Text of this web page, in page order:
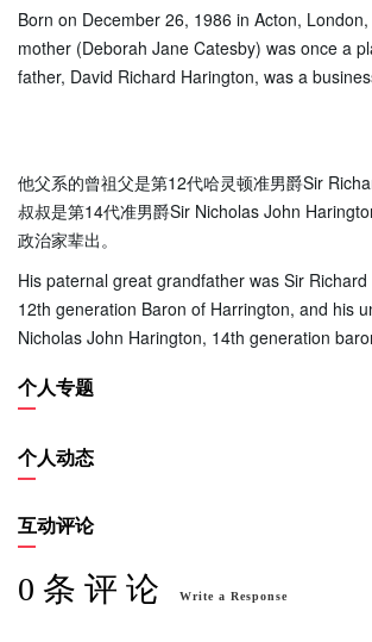
Born on December 26, 1986 in Acton,
mother (Deborah Jane Catesby) was once a
father, David Richard Harington, was a
他父系的曾祖父是第12代哈灵顿准男爵Sir
叔叔是第14代准男爵Sir Nicholas John
政治家辈出。
His paternal great grandfather was Sir
12th generation Baron of Harrington, and his
Nicholas John Harington, 14th generation
个人专题
个人动态
互动评论
0 条 评 论 Write a Response